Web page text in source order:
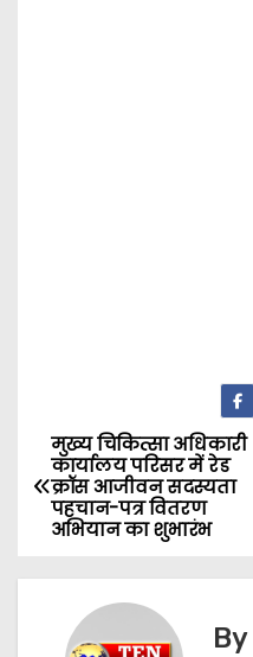
P
o
मुख्य चिकित्सा अधिकारी
कार्यालय परिसर में रेड
क्रॉस आजीवन सदस्यता
पहचान-पत्र वितरण
अभियान का शुभारंभ
By